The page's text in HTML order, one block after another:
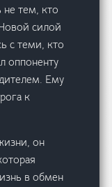
не тем, кто
силой
с теми, кто
оппоненту
Ему
к
он
в обмен